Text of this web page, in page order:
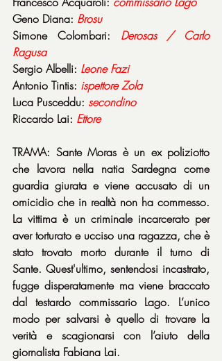
Geno Diana: Brosu
Simone Colombari: Derosas
/ Carlo
Ragusa
Sergio Albelli: Leone Fazi
Antonio Tintis: ispettore Zola
Luca Pusceddu: secondino
Riccardo Lai: Ettore
TRAMA: Sante Moras è un ex poliziotto
che lavora nella natia Sardegna come
guardia giurata e viene accusato di un
omicidio che in realtà non ha commesso.
La vittima è un criminale incarcerato per
aver torturato e ucciso una ragazza, che è
stato trovato morto durante il turno di
Sante. Quest'ultimo, sentendosi incastrato,
fugge disperatamente ma viene braccato
dal testardo commissario Lago. L’unico
modo per salvarsi è quello di trovare la
verità e scagionarsi con l’aiuto della
giornalista Fabiana Lai.